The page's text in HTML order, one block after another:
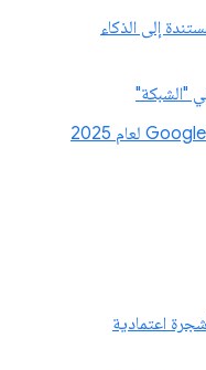
إلى الذكاء
"الشبكة"
اعتمادية